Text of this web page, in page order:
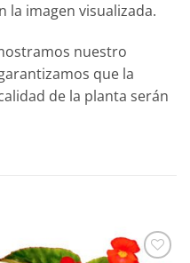
la imagen visualizada.
nuestro
que la
de la planta serán